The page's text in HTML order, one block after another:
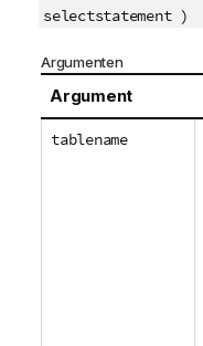
selectstatement )
Argumenten
Argument
tablename